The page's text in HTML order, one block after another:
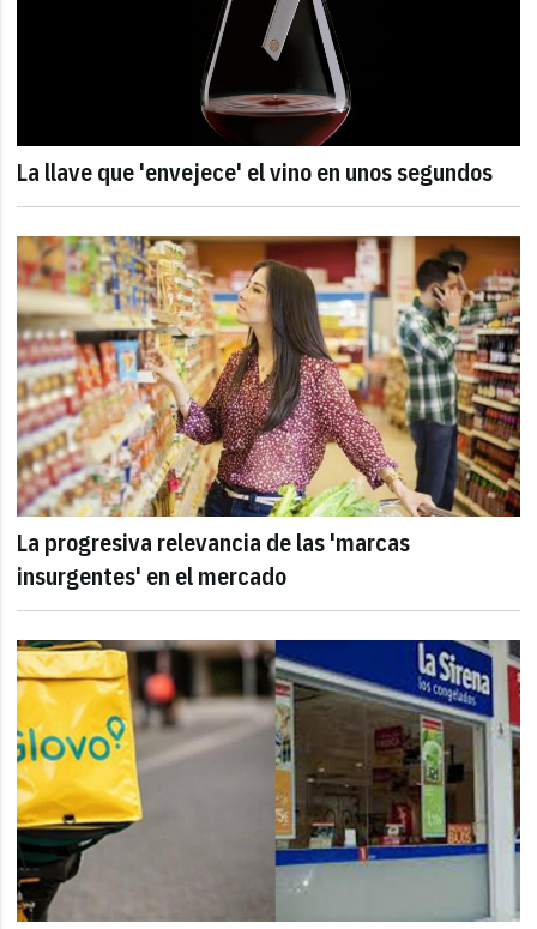
La llave que 'envejece' el vino en unos segundos
La progresiva relevancia de las 'marcas
insurgentes' en el mercado